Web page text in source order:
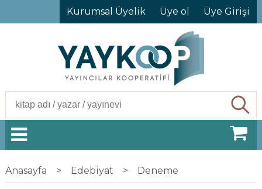
Kurumsal Üyelik Üye ol Üye Girişi
Anasayfa > Edebiyat > Deneme